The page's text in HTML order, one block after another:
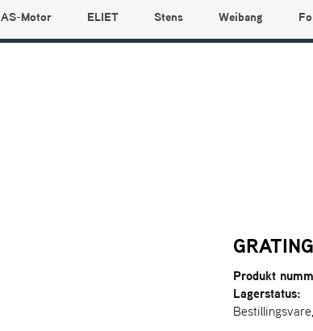
AS-Motor ELIET Stens Weibang
Produkt
Lagerstatus: